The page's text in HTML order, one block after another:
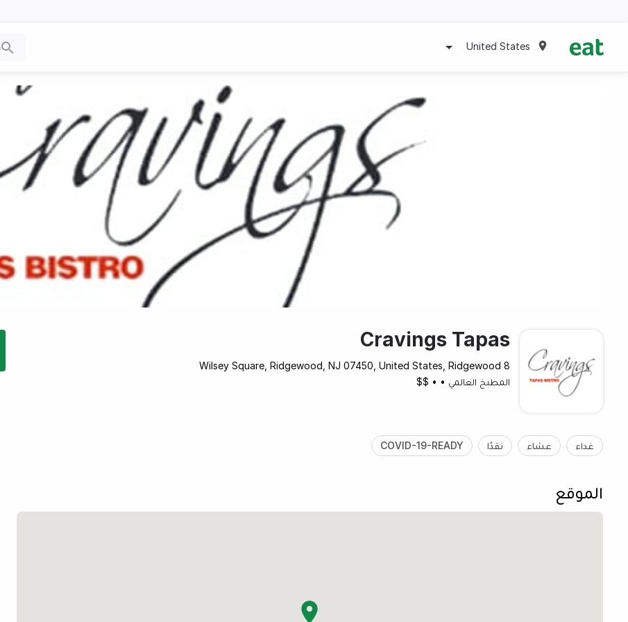
United States
Cravings Tapas
8 Wilsey Square, Ridgewood, NJ 07450, United States, Ridgewood
المطبخ العالمي •
•
$$
غداء عشاء نقدًا COVID-19-READY
الموقع